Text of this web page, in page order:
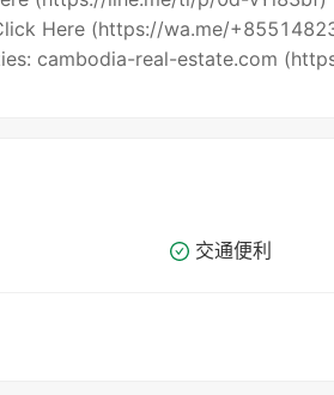
Here (https://wa.me/
cambodia-real-estate.com
交通便利